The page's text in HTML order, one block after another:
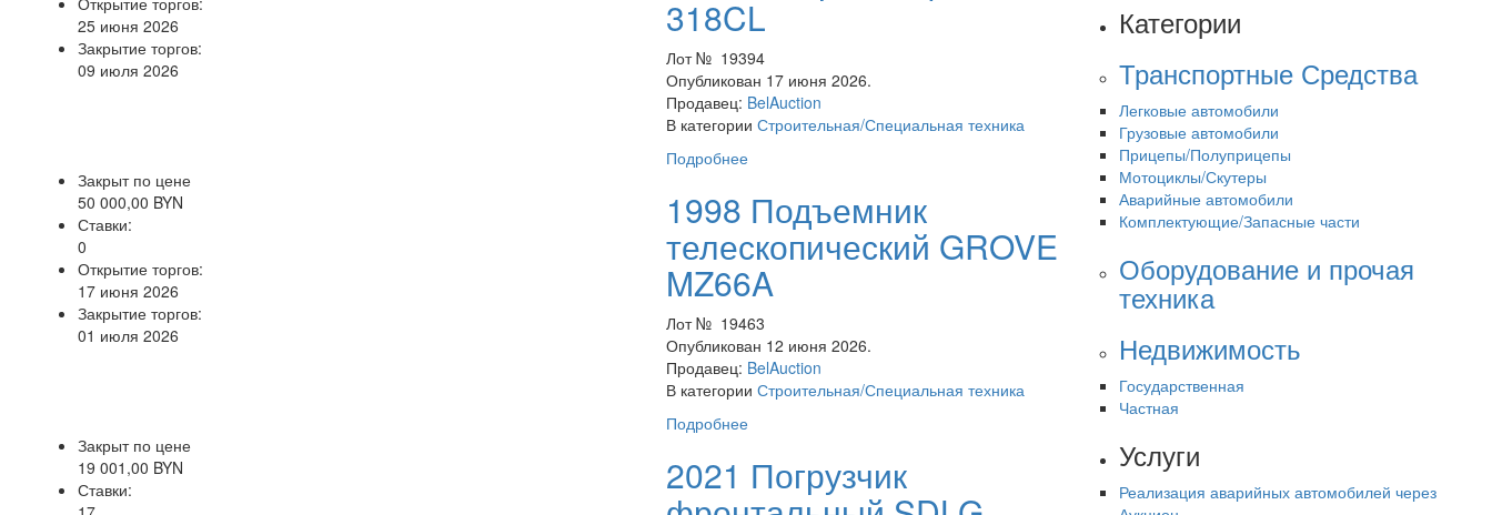
25 июня 2026
Закрытие торгов:
09 июля 2026
318CL
Лот № 19394
Опубликован 17 июня 2026.
Продавец: BelAuction
В категорииСтроительная/Специальная техника
Подробнее
Закрыт по цене
50 000,00 BYN
Ставки:
0
Открытие торгов:
17 июня 2026
Закрытие торгов:
01 июля 2026
1998 Подъемник
телескопический GROVE
MZ66A
Лот № 19463
Опубликован 12 июня 2026.
Продавец: BelAuction
В категорииСтроительная/Специальная техника
Подробнее
Закрыт по цене
19 001,00 BYN
Ставки:
2021 Погрузчик
Категории
Транспортные Средства
Легковые автомобили
Грузовые автомобили
Прицепы/Полуприцепы
Мотоциклы/Скутеры
Аварийные автомобили
Комплектующие/Запасные части
Оборудование и прочая
техника
Недвижимость
Государственная
Частная
Услуги
Реализация аварийных автомобилей через